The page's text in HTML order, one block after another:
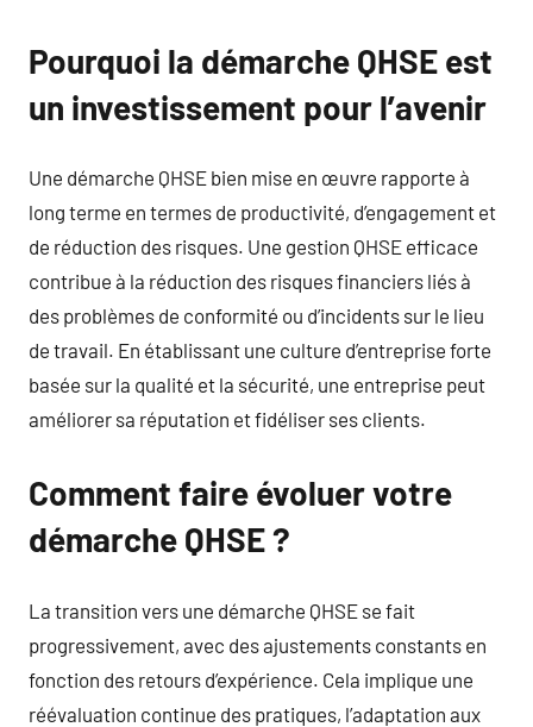
Pourquoi la démarche QHSE est
un investissement pour l’avenir
Une démarche QHSE bien mise en œuvre rapporte à
long terme en termes de productivité, d’engagement et
de réduction des risques. Une gestion QHSE efficace
contribue à la réduction des risques financiers liés à
des problèmes de conformité ou d’incidents sur le lieu
de travail. En établissant une culture d’entreprise forte
basée sur la qualité et la sécurité, une entreprise peut
améliorer sa réputation et fidéliser ses clients.
Comment faire évoluer votre
démarche QHSE ?
La transition vers une démarche QHSE se fait
progressivement, avec des ajustements constants en
fonction des retours d’expérience. Cela implique une
réévaluation continue des pratiques, l’adaptation aux